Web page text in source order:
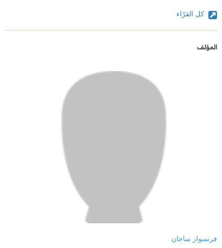
كل القرّاء
المؤلف
فرنسواز ساجان